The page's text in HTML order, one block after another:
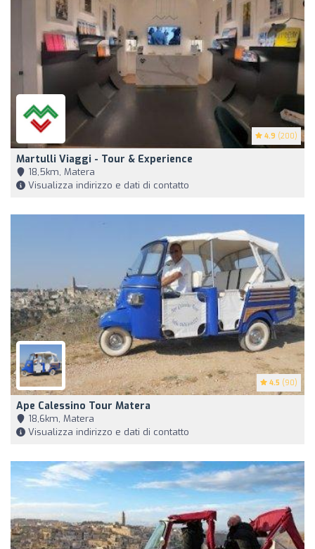
4.9 (200)
Martulli Viaggi - Tour & Experience
18,5km, Matera
Visualizza indirizzo e dati di contatto
4.5 (90)
Ape Calessino Tour Matera
18,6km, Matera
Visualizza indirizzo e dati di contatto